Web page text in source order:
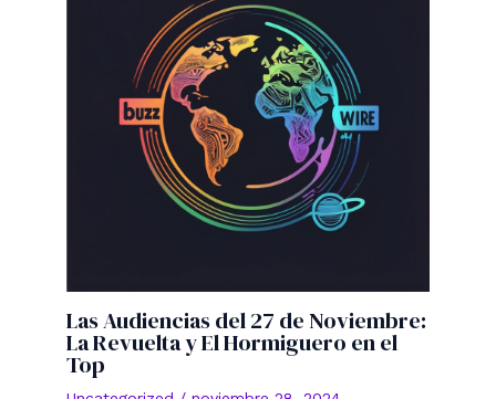
Las Audiencias del 27 de Noviembre:
La Revuelta y El Hormiguero en el
Top